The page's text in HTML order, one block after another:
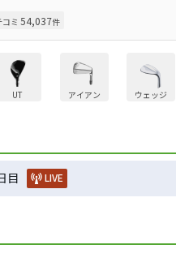
コミ 54,037件
UT アイアン ウェッジ
目 LIVE